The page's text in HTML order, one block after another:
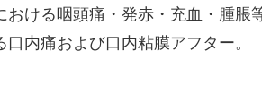
ける咽頭痛・発赤・充血・腫脹
内痛および口内粘膜アフター。